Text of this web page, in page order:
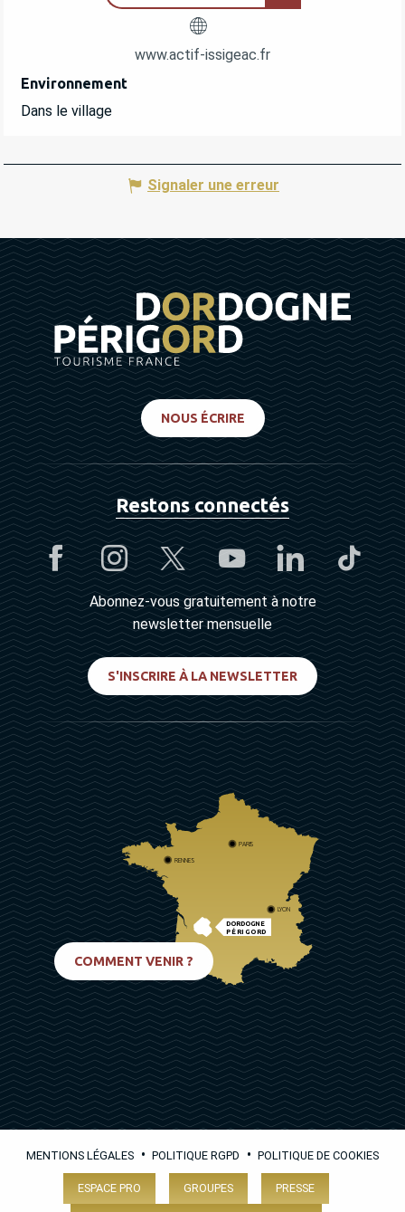
www.actif-issigeac.fr
Environnement
Environnement
Dans le village
Signaler une erreur
NOUS ÉCRIRE
Restons connectés
Abonnez-vous gratuitement à notre
newsletter mensuelle
S'INSCRIRE À LA NEWSLETTER
DORDOGNE
PÉRIGORD
PARIS
RENNES
LYON
COMMENT VENIR ?
MENTIONS LÉGALES • POLITIQUE RGPD • POLITIQUE DE COOKIES
ESPACE PRO GROUPES PRESSE